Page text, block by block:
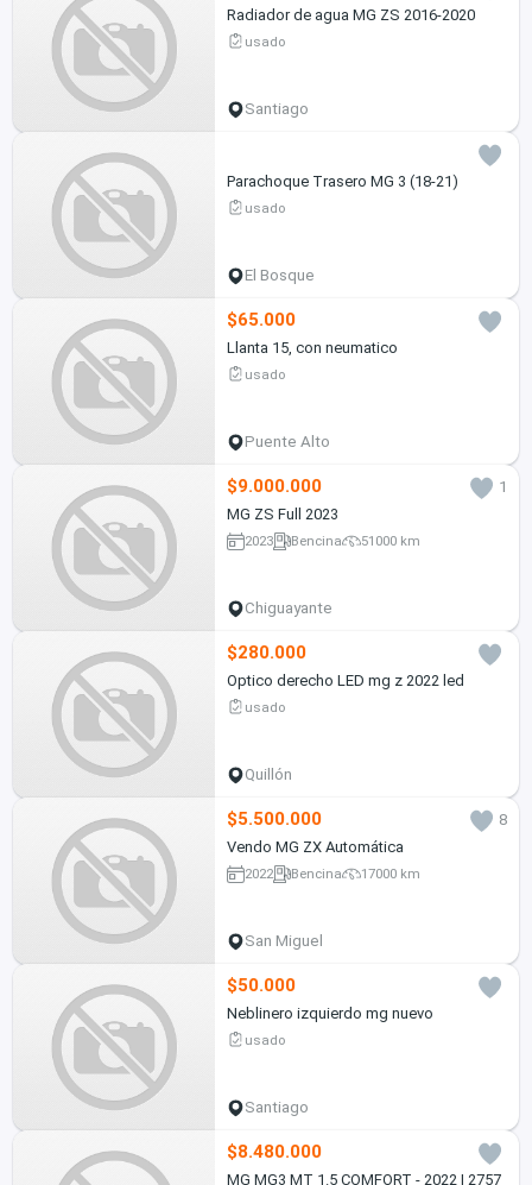
Radiador de agua MG ZS 2016-2020
usado
Santiago
Parachoque Trasero MG 3 (18-21)
usado
El Bosque
$65.000
Llanta 15, con neumatico
usado
Puente Alto
$9.000.000
1
MG ZS Full 2023
2023 Bencina 51000 km
Chiguayante
$280.000
Optico derecho LED mg z 2022 led
usado
Quillón
$5.500.000
8
Vendo MG ZX Automática
2022 Bencina 17000 km
San Miguel
$50.000
Neblinero izquierdo mg nuevo
usado
Santiago
$8.480.000
MG MG3 MT 1.5 COMFORT - 2022 | 2757